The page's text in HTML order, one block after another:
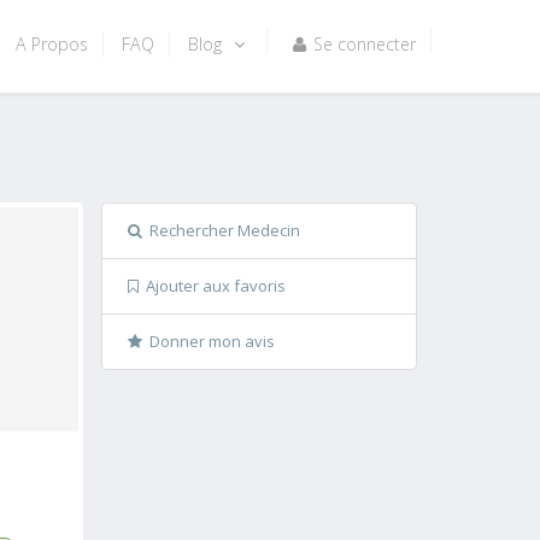
A Propos FAQ Blog Se connecter
Rechercher Medecin
Ajouter aux favoris
Donner mon avis